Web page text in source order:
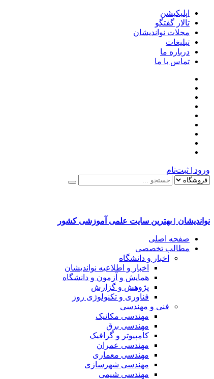
اپلیکیشن
تالار گفتگو
مجلات نواندیشان
تبلیغات
درباره ما
تماس با ما
ورود | ثبت‌نام
نواندیشان | بهترین سایت علمی آموزشی کشور
صفحه اصلی
مطالب تخصصی
اخبار و دانشگاه
اخبار و اطلاعیه نواندیشان
همایش و آزمون و دانشگاه
پژوهش و گزارش
فناوری و تکنولوژی روز
فنی و مهندسی
مهندسی مکانیک
مهندسی برق
کامپیوتر و گرافیک
مهندسی عمران
مهندسی معماری
مهندسی شهرسازی
مهندسی شیمی